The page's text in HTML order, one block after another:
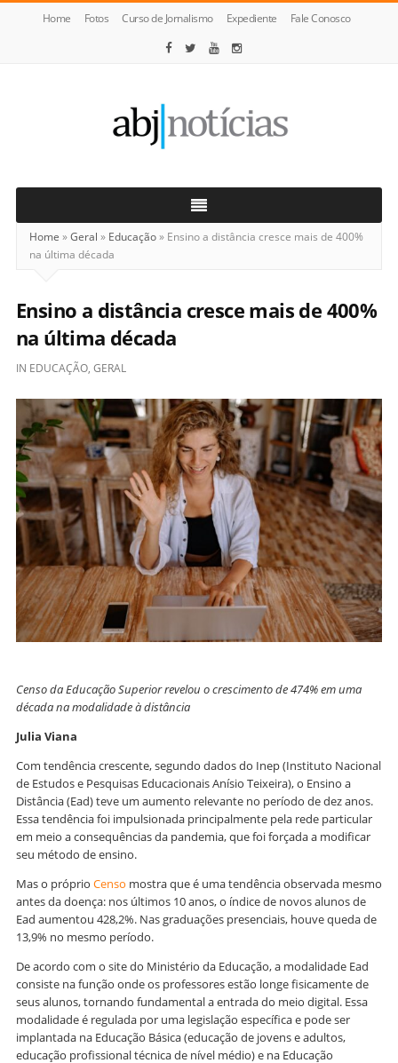
Home Fotos Curso de Jornalismo Expediente Fale Conosco
Notícias
Home »Geral » Educação» Ensino a distância cresce mais de 400%
na última década
Ensino a distância cresce mais de 400%
na última década
IN EDUCAÇÃO, GERAL
Censo da Educação Superior revelou o crescimento de 474% em uma
década na modalidade à distância
Julia Viana
Com tendência crescente, segundo dados do Inep (Instituto Nacional
de Estudos e Pesquisas Educacionais Anísio Teixeira), o Ensino a
Distância (Ead) teve um aumento relevante no período de dez anos.
Essa tendência foi impulsionada principalmente pela rede particular
em meio a consequências da pandemia, que foi forçada a modificar
seu método de ensino.
Mas o próprio Censo mostra que é uma tendência observada mesmo
antes da doença: nos últimos 10 anos, o índice de novos alunos de
Ead aumentou 428,2%. Nas graduações presenciais, houve queda de
13,9% no mesmo período.
De acordo com o site do Ministério da Educação, a modalidade Ead
consiste na função onde os professores estão longe fisicamente de
seus alunos, tornando fundamental a entrada do meio digital. Essa
modalidade é regulada por uma legislação específica e pode ser
implantada na Educação Básica (educação de jovens e adultos,
educação profissional técnica de nível médio) e na Educação